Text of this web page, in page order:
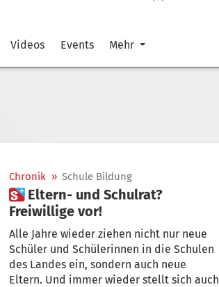
Videos Events Mehr
Chronik » Schule Bildung
 Eltern- und Schulrat?
Freiwillige vor!
Alle Jahre wieder ziehen nicht nur neue
Schüler und Schülerinnen in die Schulen
des Landes ein, sondern auch neue
Eltern. Und immer wieder stellt sich auch